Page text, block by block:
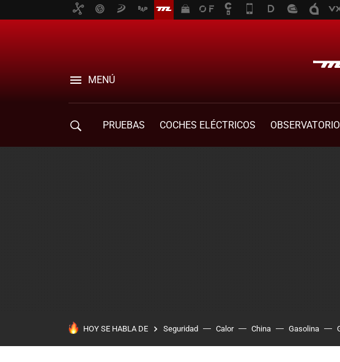
MENÚ
PRUEBAS COCHES ELÉCTRICOS OBSERVATORIO
HOY SE HABLA DE Seguridad Calor China Gasolina